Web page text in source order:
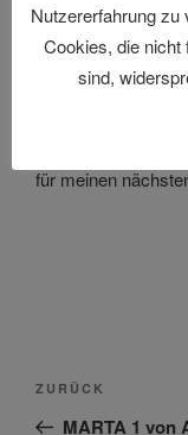
Website
für meinen
Vorheriger
Beitrag
ZURÜCK
MARTA 1 von
Nutzererfahrung zu
Cookies, die nicht
sind,